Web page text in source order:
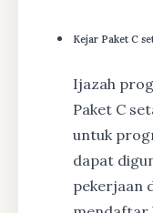
Kejar Paket C
Ijazah
Paket C
untuk
dapat
pekerjaan